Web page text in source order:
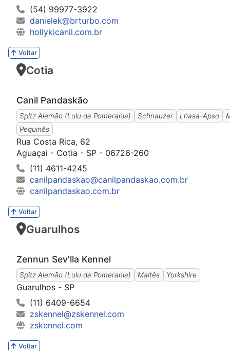
(54) 99977-3922
danielek@brturbo.com
hollykicanil.com.br
Voltar
Cotia
Canil Pandaskão
Spitz Alemão (Lulu da Pomerania) Schnauzer Lhasa-Apso
Pequinês
Rua Costa Rica, 62
Aguaçai - Cotia - SP - 06726-260
(11) 4611-4245
canilpandaskao@canilpandaskao.com.br
canilpandaskao.com.br
Voltar
Guarulhos
Zennun Sev'lla Kennel
Spitz Alemão (Lulu da Pomerania) Maltês Yorkshire
Guarulhos - SP
(11) 6409-6654
zskennel@zskennel.com
zskennel.com
Voltar